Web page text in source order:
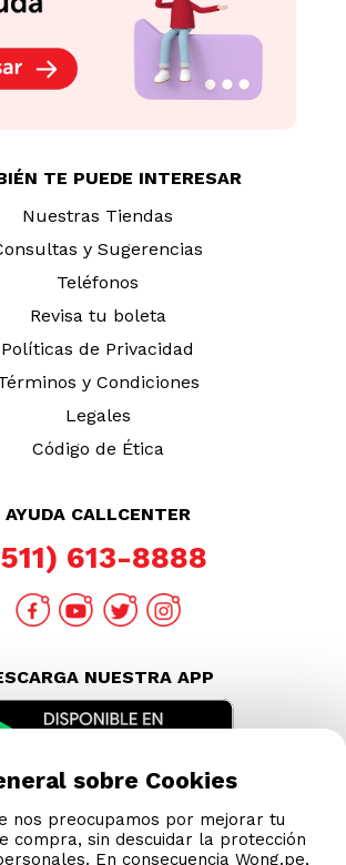
TE PUEDE INTERESAR
Nuestras Tiendas
y Sugerencias
Teléfonos
Revisa tu boleta
Políticas de Privacidad
y Condiciones
Legales
Código de Ética
AYUDA CALLCENTER
613-8888
NUESTRA APP
sobre Cookies
nos preocupamos por mejorar tu
compra, sin descuidar la protección
En consecuencia Wong.pe,